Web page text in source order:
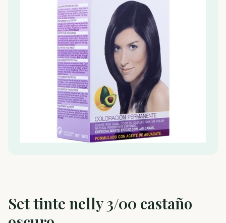
Set tinte nelly 3/00 castaño